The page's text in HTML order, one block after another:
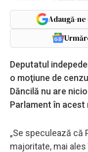
Adaugă-
Deputatul
o moţiune de
Dăncilă nu are
Parlament în acest
„Se speculează că
majoritate, mai